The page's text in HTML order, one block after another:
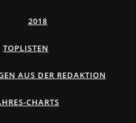
2018
TOPLISTEN
AUS DER REDAKTION
CHARTS